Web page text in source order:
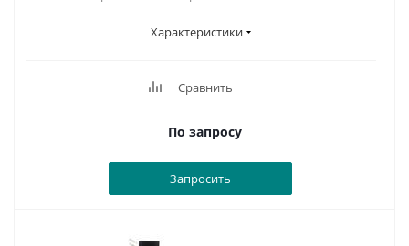
Характеристики
Сравнить
По запросу
Запросить